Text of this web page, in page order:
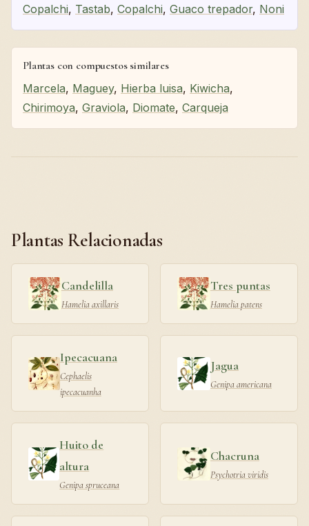
Copalchi, Tastab, Copalchi, Guaco trepador, Noni
Plantas con compuestos similares
Marcela, Maguey, Hierba luisa, Kiwicha,
Chirimoya, Graviola, Diomate, Carqueja
Plantas Relacionadas
Candelilla
Hamelia axillaris
Tres puntas
Hamelia patens
Ipecacuana
Cephaelis
ipecacuanha
Jagua
Genipa americana
Huito de
altura
Genipa spruceana
Chacruna
Psychotria viridis